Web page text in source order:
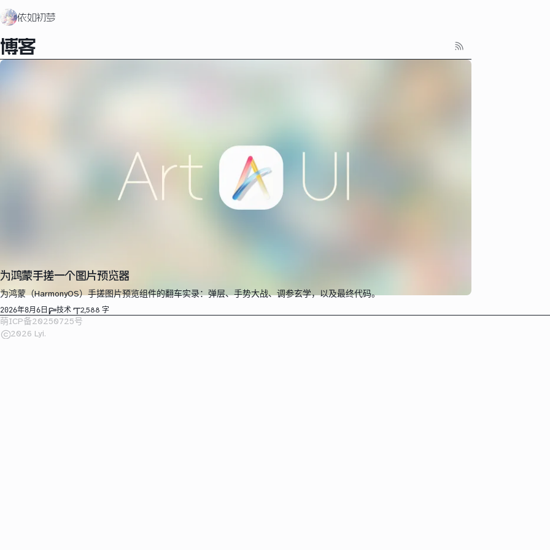
依如初梦
博客
为鸿蒙手搓一个图片预览器
为鸿蒙（HarmonyOS）手搓图片预览组件的翻车实录：弹层、手势大战、调参玄学，以及最终代码。
2026年8月6日 技术 2,588 字
萌ICP备20250725号
2026 Lyi.